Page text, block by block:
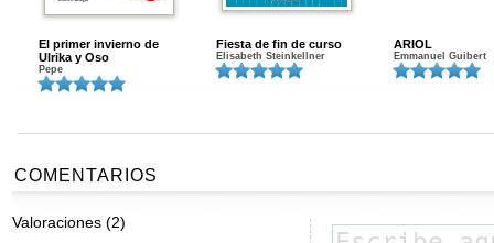
El primer invierno de
Ulrika y Oso
Pepe
Fiesta de fin de curso
Elisabeth Steinkellner
ARIOL
Emmanuel Guibert
COMENTARIOS
Valoraciones (2)